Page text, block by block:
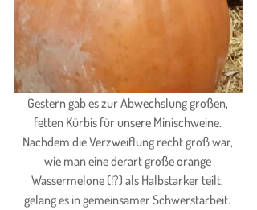
Gestern gab es zur Abwechslung großen,
fetten Kürbis für unsere Minischweine.
Nachdem die Verzweiflung recht groß war,
wie man eine derart große orange
Wassermelone (!?) als Halbstarker teilt,
gelang es in gemeinsamer Schwerstarbeit.